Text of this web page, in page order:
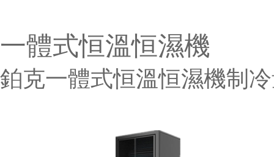
一體式恒溫恒濕機
鉑克一體式恒溫恒濕機制